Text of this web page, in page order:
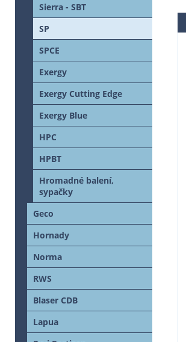
Sierra - SBT
SP
SPCE
Exergy
Exergy Cutting Edge
Exergy Blue
HPC
HPBT
Hromadné balení,
sypačky
Geco
Hornady
Norma
RWS
Blaser CDB
Lapua